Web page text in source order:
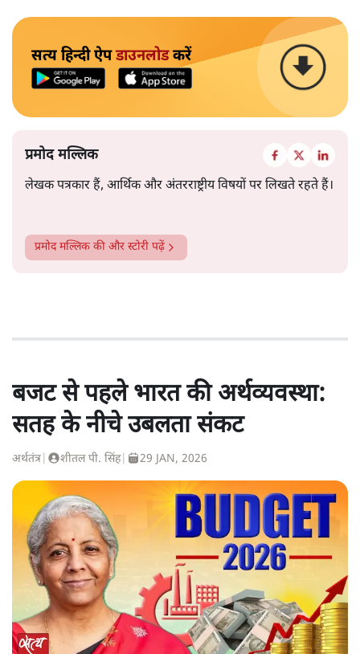
सत्य हिन्दी ऐपडाउनलोडकरें
प्रमोद मल्लिक
लेखक पत्रकार हैं, आर्थिक और अंतरराष्ट्रीय विषयों पर लिखते रहते हैं।
प्रमोद मल्लिक की और स्टोरी पढ़ें
बजट से पहले भारत की अर्थव्यवस्था:
सतह के नीचे उबलता संकट
अर्थतंत्र शीतल पी. सिंह| 29 JAN, 2026